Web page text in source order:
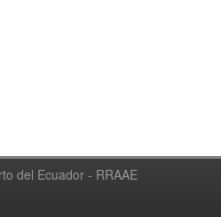
del Ecuador - RRAAE